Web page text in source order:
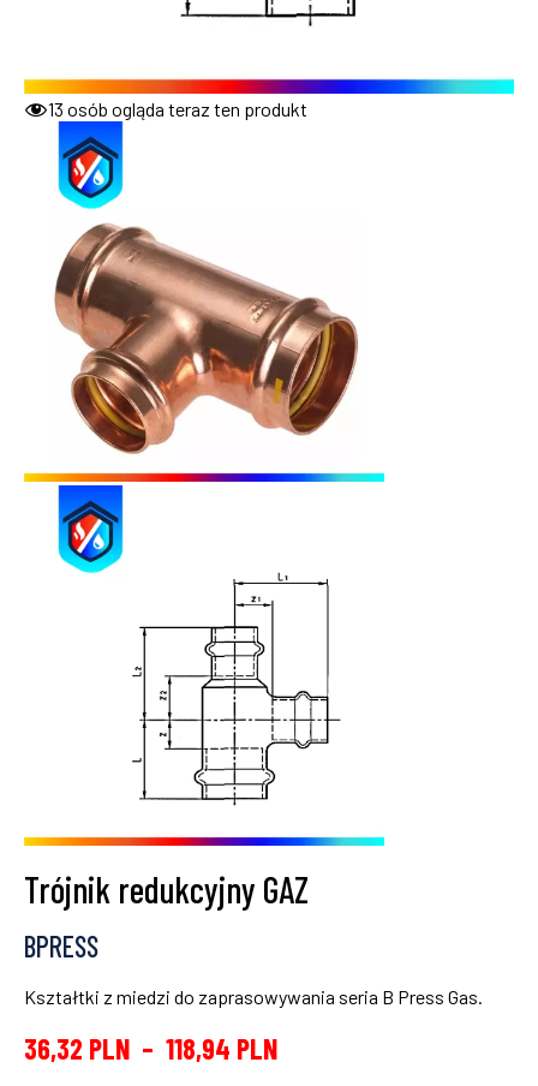
13 osób ogląda teraz ten produkt
Trójnik redukcyjny GAZ
BPRESS
Kształtki z miedzi do zaprasowywania seria B Press Gas.
36,32 PLN – 118,94 PLN